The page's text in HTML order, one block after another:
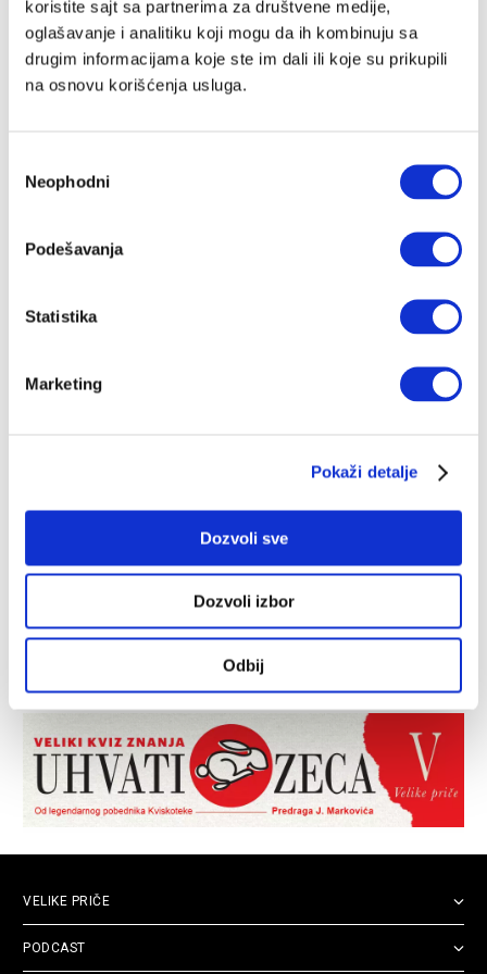
koristite sajt sa partnerima za društvene medije,
oglašavanje i analitiku koji mogu da ih kombinuju sa
drugim informacijama koje ste im dali ili koje su prikupili
na osnovu korišćenja usluga.
сагласности
Neophodni
Podešavanja
Statistika
Marketing
Pokaži detalje
Dozvoli sve
Dozvoli izbor
Odbij
Pisac koji je i dalje na crnom spisku
Pored Kovača, Bore Ćosića, Bogdanovića, Filipa
Davida i Ivana Đurića, Vidosav Stevanović pripada
krugu najpoznatijih intelektualaca-disidenata
devedesetih. Ali on je i dan-danas nepoželjan i prognan
VELIKE PRIČE
PODCAST